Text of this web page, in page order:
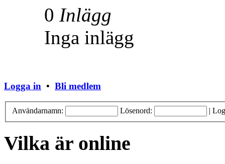
0 Inlägg
Inga inlägg
Logga in • Bli medlem
Användarnamn: Lösenord: |
Vilka är online